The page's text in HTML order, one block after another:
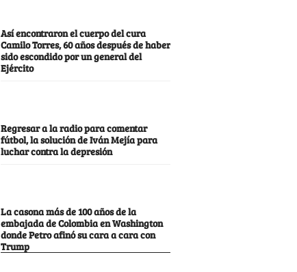
Así encontraron el cuerpo del cura
Camilo Torres, 60 años después de haber
sido escondido por un general del
Ejército
Regresar a la radio para comentar
fútbol, la solución de Iván Mejía para
luchar contra la depresión
La casona más de 100 años de la
embajada de Colombia en Washington
donde Petro afinó su cara a cara con
Trump